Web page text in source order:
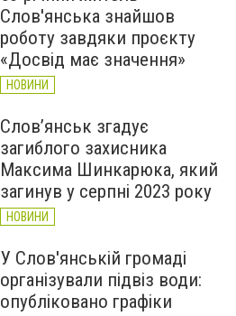
Слов'янська знайшов
роботу завдяки проєкту
«Досвід має значення»
НОВИНИ
Слов’янськ згадує
загиблого захисника
Максима Шинкарюка, який
загинув у серпні 2023 року
НОВИНИ
У Слов'янській громаді
організували підвіз води:
опубліковано графіки